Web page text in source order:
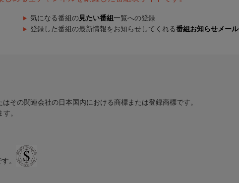
気になる番組の 見たい番組 一覧への登録
登録した番組の最新情報をお知らせしてくれる番組お知らせメール
その関連会社の日本国内における商標または登録商標です。
。
。